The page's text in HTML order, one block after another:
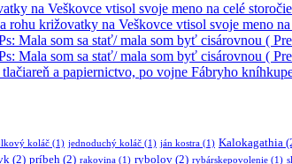
na Veškovce vtisol svoje meno na celé
križovatky na Veškovce vtisol svoje meno
Mala som sa stať/ mala som byť cisárovnou (
Mala som sa stať/ mala som byť cisárovnou (
a papiernictvo, po vojne Fábryho
koláč (1) jednoduchý koláč (1) ján kostra (1) Kalokagathia
(2) príbeh (2) rakovina (1) rybolov (2) rybárskepovolenie (1)